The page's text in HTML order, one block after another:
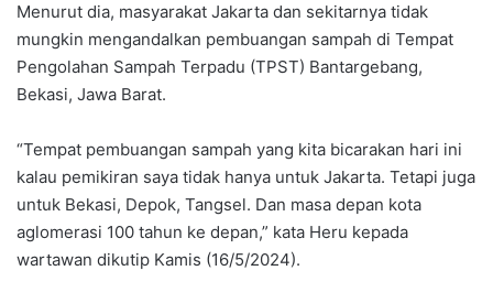
Menurut dia, masyarakat Jakarta dan sekitarnya tidak
mungkin mengandalkan pembuangan sampah di Tempat
Pengolahan Sampah Terpadu (TPST) Bantargebang,
Bekasi, Jawa Barat.
“Tempat pembuangan sampah yang kita bicarakan hari ini
kalau pemikiran saya tidak hanya untuk Jakarta. Tetapi juga
untuk Bekasi, Depok, Tangsel. Dan masa depan kota
aglomerasi 100 tahun ke depan,” kata Heru kepada
wartawan dikutip Kamis (16/5/2024).